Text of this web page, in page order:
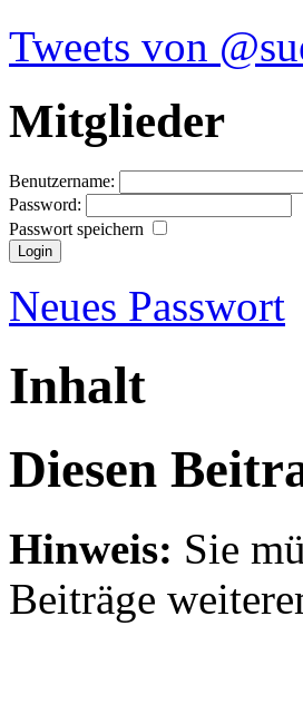
Tweets von
Mitglieder
Benutzername:
Password:
Passwort speichern
Neues Passwort
Inhalt
Diesen
Hinweis: Sie
Beiträge